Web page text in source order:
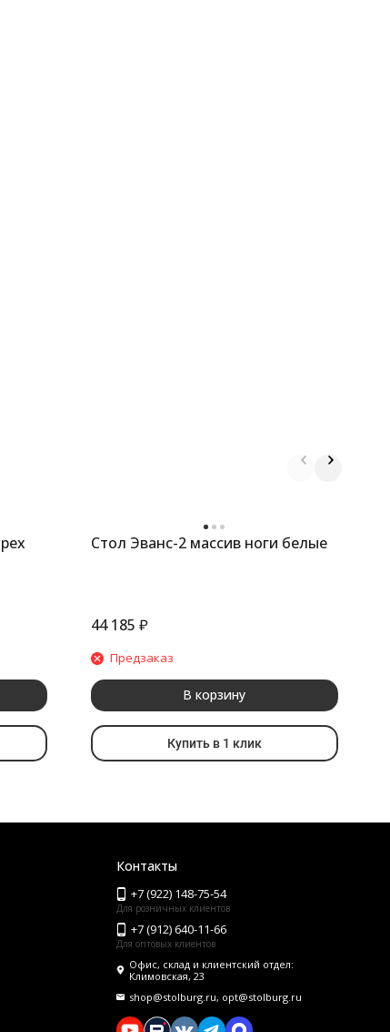
Стол Эванс-2 массив ноги белые
44 185 ₽
Предзаказ
В корзину
Купить в 1 клик
Контакты
+7 (922) 148-75-54
Для розничных клиентов
+7 (912) 640-11-66
Для оптовых клиентов
Офис, склад и клиентский отдел:
Климовская, 23
shop@stolburg.ru, opt@stolburg.ru